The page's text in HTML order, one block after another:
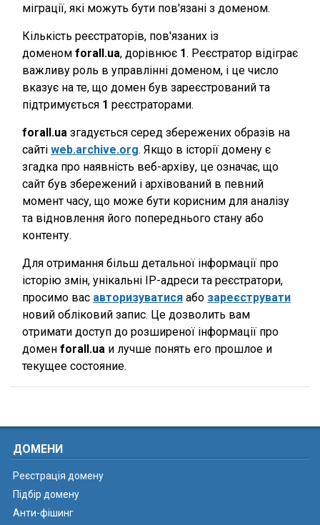
міграції, які можуть бути пов'язані з доменом.
Кількість реєстраторів, пов'язаних із
доменом forall.ua, дорівнює 1. Реєстратор відіграє
важливу роль в управлінні доменом, і це число
вказує на те, що домен був зареєстрований та
підтримується 1 реєстраторами.
forall.ua згадується серед збережених образів на
сайті web.archive.org. Якщо в історії домену є
згадка про наявність веб-архіву, це означає, що
сайт був збережений і архівований в певний
момент часу, що може бути корисним для аналізу
та відновлення його попереднього стану або
контенту.
Для отримання більш детальної інформації про
історію змін, унікальні IP-адреси та реєстратори,
просимо вас авторизуватися або зареєструвати
новий обліковий запис. Це дозволить вам
отримати доступ до розширеної інформації про
домен forall.ua и лучше понять его прошлое и
текущее состояние.
ДОМЕНИ
Реєстрація домену
Підбір домену
Анти-фішинг